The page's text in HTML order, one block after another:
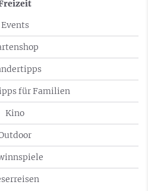
Events
für Familien
Kino